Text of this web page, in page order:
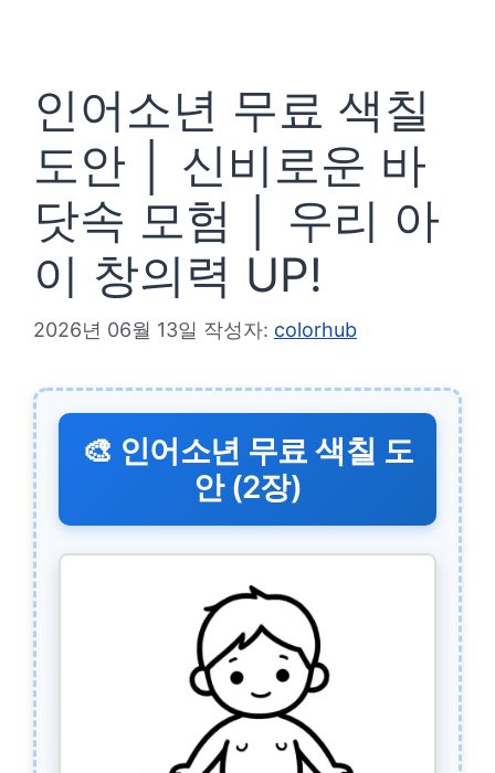
인어소년 무료 색칠
도안 │ 신비로운 바
닷속 모험 │ 우리 아
이 창의력 UP!
2026년 06월 13일 작성자: colorhub
🎨 인어소년 무료 색칠 도
안 (2장)